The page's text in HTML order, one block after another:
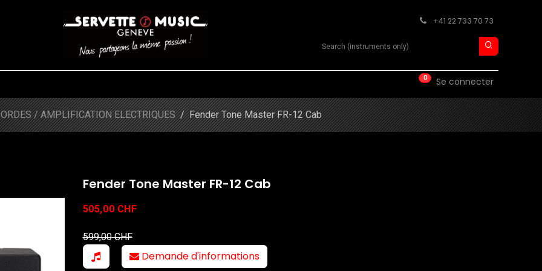
+41 22 733 70 73
Search product
0 Se connecter
Shop
Fender Tone Master FR-12 Cab
/ AMPLIFICATION ELECTRIQUES Fender Tone Master FR-12 Cab
Fender Tone Master FR-12 Cab
505,00 CHF
599,00CHF
Demande d'informations